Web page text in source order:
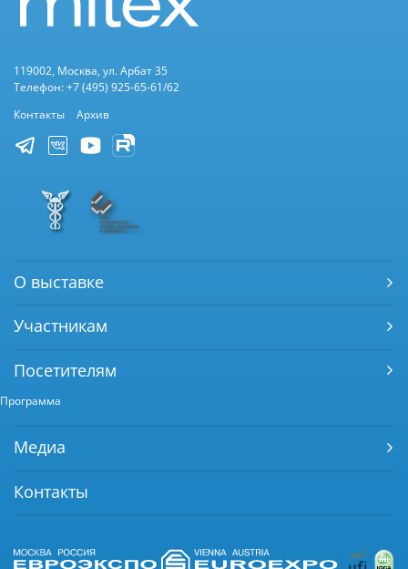
119002, Москва, ул. Арбат 35
Телефон: +7 (495) 925-65-61/62
Контакты
Архив
О выставке
Участникам
Посетителям
Программа
Медиа
Контакты